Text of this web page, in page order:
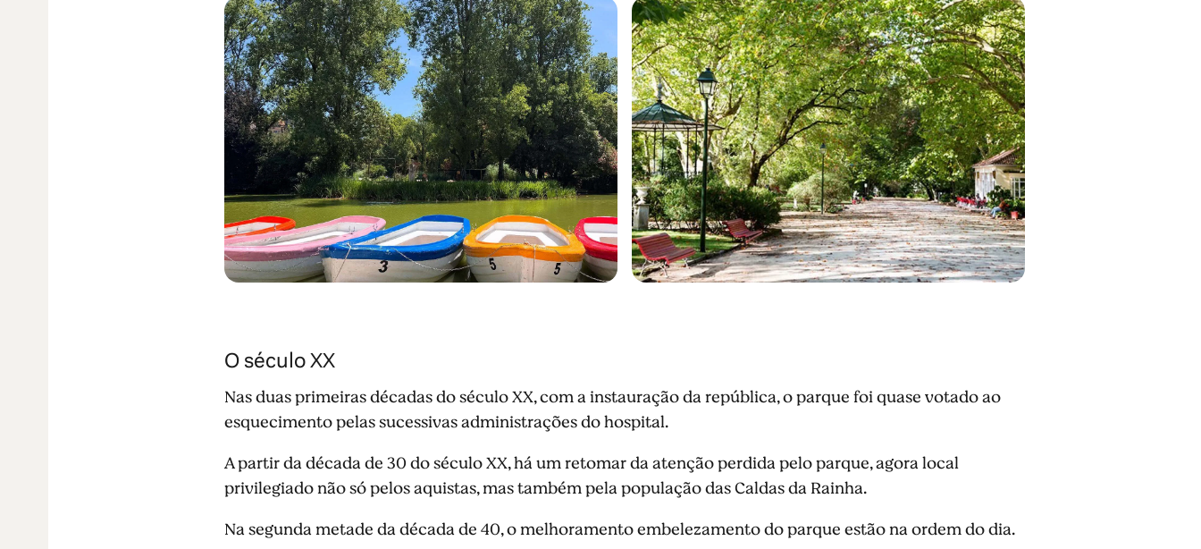
O século XX
Nas duas primeiras décadas do século XX, com a instauração da república, o parque foi quase votado ao
esquecimento pelas sucessivas administrações do hospital.
A partir da década de 30 do século XX, há um retomar da atenção perdida pelo parque, agora local
privilegiado não só pelos aquistas, mas também pela população das Caldas da Rainha.
Na segunda metade da década de 40, o melhoramento embelezamento do parque estão na ordem do dia.